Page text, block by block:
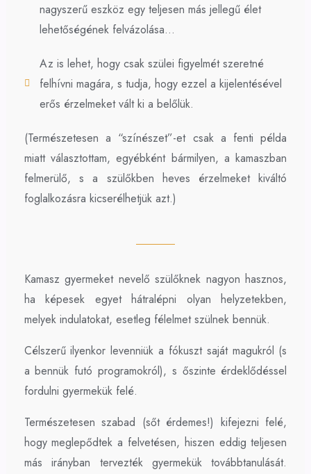
nagyszerű eszköz egy teljesen más jellegű élet
lehetőségének felvázolása…
Az is lehet, hogy csak szülei figyelmét szeretné
felhívni magára, s tudja, hogy ezzel a kijelentésével
erős érzelmeket vált ki a belőlük.
(Természetesen a “színészet”-et csak a fenti példa
miatt választottam, egyébként bármilyen, a kamaszban
felmerülő, s a szülőkben heves érzelmeket kiváltó
foglalkozásra kicserélhetjük azt.)
Kamasz gyermeket nevelő szülőknek nagyon hasznos,
ha képesek egyet hátralépni olyan helyzetekben,
melyek indulatokat, esetleg félelmet szülnek bennük.
Célszerű ilyenkor levenniük a fókuszt saját magukról (s
a bennük futó programokról), s őszinte érdeklődéssel
fordulni gyermekük felé.
Természetesen szabad (sőt érdemes!) kifejezni felé,
hogy meglepődtek a felvetésen, hiszen eddig teljesen
más irányban tervezték gyermekük továbbtanulását.